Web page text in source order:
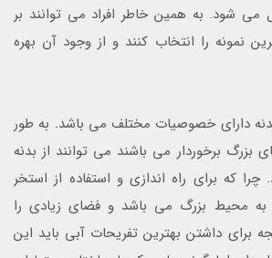
می شود. به همین خاطر افراد می توانند بر
نمونه را انتخاب کنند و از وجود آن بهره
دارای خصوصیات مختلف می باشد. به طور
بزرگ برخوردار می باشند می توانند از بدنه
چرا که برای راه اندازی و استفاده از استخر
به محیط بزرگ می باشد و فضای زیادی را
برای داشتن بهترین تفریحات آبی باید این